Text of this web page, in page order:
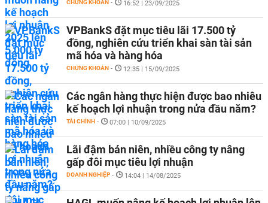
CHỨNG KHOÁN - 16:52 | 23/09/2025
VPBankS đặt mục tiêu lãi 17.500 tỷ
đồng, nghiên cứu triển khai sàn tài sản
mã hóa và hàng hóa
CHỨNG KHOÁN - 12:35 | 15/09/2025
Các ngân hàng thực hiện được bao nhiêu
kế hoạch lợi nhuận trong nửa đầu năm?
TÀI CHÍNH - 07:00 | 10/09/2025
Lãi đậm bán niên, nhiều công ty nâng
gấp đôi mục tiêu lợi nhuận
DOANH NGHIỆP - 14:04 | 14/08/2025